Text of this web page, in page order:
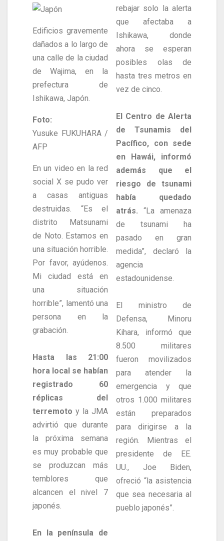
Edificios gravemente
dañados a lo largo de
una calle de la ciudad
de Wajima, en la
prefectura de
Ishikawa, Japón.
Foto:
Yusuke FUKUHARA /
AFP
En un video en la red
social X se pudo ver
a casas antiguas
destruidas. “Es el
distrito Matsunami
de Noto. Estamos en
una situación horrible.
Por favor, ayúdenos.
Mi ciudad está en
una situación
horrible”, lamentó una
persona en la
grabación.
Hasta las 21:00
hora local se habían
registrado 60
réplicas del
terremoto y la JMA
advirtió que durante
la próxima semana
es muy probable que
se produzcan más
temblores que
alcancen el nivel 7
japonés.
En la península de
rebajar solo la alerta
que afectaba a
Ishikawa, donde
ahora se esperan
posibles olas de
hasta tres metros en
vez de cinco.
El Centro de Alerta
de Tsunamis del
Pacífico, con sede
en Hawái, informó
además que el
riesgo de tsunami
había quedado
atrás. “La amenaza
de tsunami ha
pasado en gran
medida”, declaró la
agencia
estadounidense.
El ministro de
Defensa, Minoru
Kihara, informó que
8.500 militares
fueron movilizados
para atender la
emergencia y que
otros 1.000 militares
están preparados
para dirigirse a la
región. Mientras el
presidente de EE.
UU., Joe Biden,
ofreció “la asistencia
que sea necesaria al
pueblo japonés”.